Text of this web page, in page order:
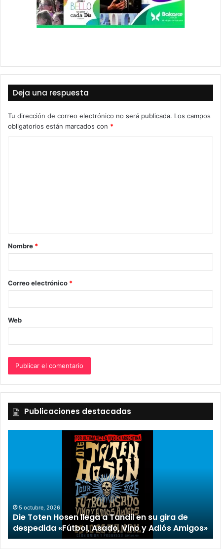
Deja una respuesta
Tu dirección de correo electrónico no será publicada. Los campos
obligatorios están marcados con *
a
r
*
Nombre *
Correo electrónico *
Web
Publicaciones destacadas
2 octubre, 2026
“TIRRIA” llega a Tandil con un elenco de lujo
encabezado por Capusotto, Spregelburd y
Stefani